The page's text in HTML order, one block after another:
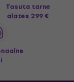
Tasuta tarne
alates 299 €